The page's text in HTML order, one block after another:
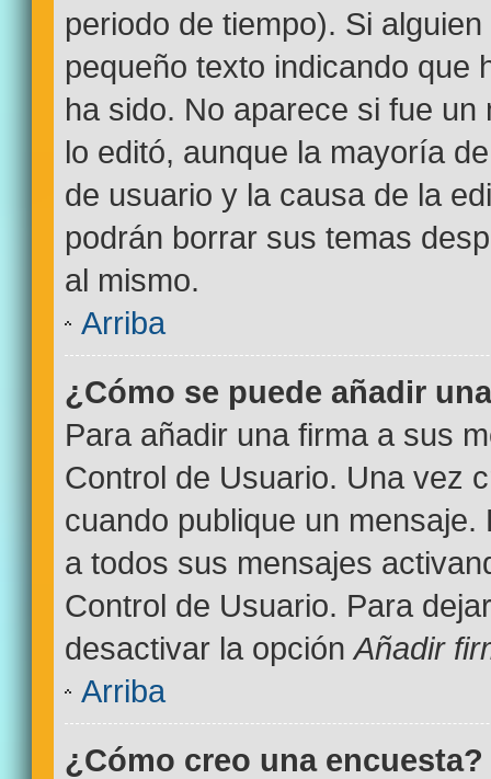
periodo de tiempo). Si
pequeño texto indicando que
ha sido. No aparece si fue
lo editó, aunque la mayoría
de usuario y la causa de la
podrán borrar sus temas
al mismo.
Arriba
¿Cómo se puede añadir
Para añadir una firma a sus
Control de Usuario. Una vez
cuando publique un
a todos sus mensajes
Control de Usuario. Para
desactivar la opciónAñadir
Arriba
¿Cómo creo una encuesta?